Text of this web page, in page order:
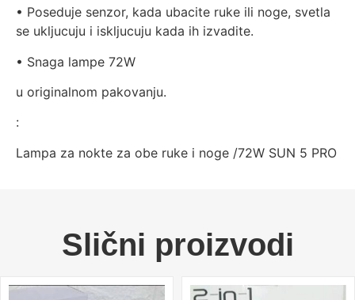
• Poseduje senzor, kada ubacite ruke ili noge, svetla
se ukljucuju i iskljucuju kada ih izvadite.
• Snaga lampe 72W
u originalnom pakovanju.
:
Lampa za nokte za obe ruke i noge /72W SUN 5 PRO
Slični proizvodi